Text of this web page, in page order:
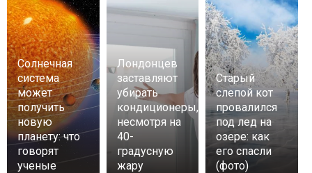
Солнечная
система
может
получить
новую
планету: что
говорят
ученые
Лондонцев
заставляют
убирать
кондиционеры,
несмотря на
40-
градусную
жару
Старый
слепой кот
провалился
под лед на
озере: как
его спасли
(фото)